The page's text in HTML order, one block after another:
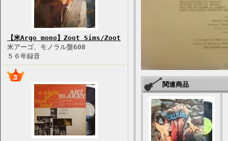
【米Argo mono】Zoot Sims/Zoot
米アーゴ、モノラル盤608
５６年録音
関連商品